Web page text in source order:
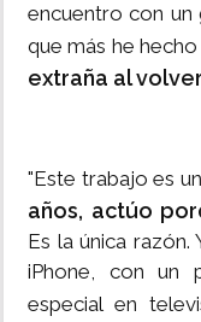
encuentro con un
que más he
extraña al
"Este trabajo es
años, actúo
Es la única
iPhone, con un
especial en